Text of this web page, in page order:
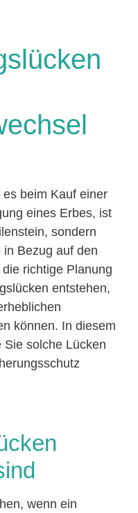
beim Kauf einer
eines Erbes, ist
sondern
Bezug auf den
richtige Planung
entstehen,
können. In diesem
solche Lücken
wenn ein